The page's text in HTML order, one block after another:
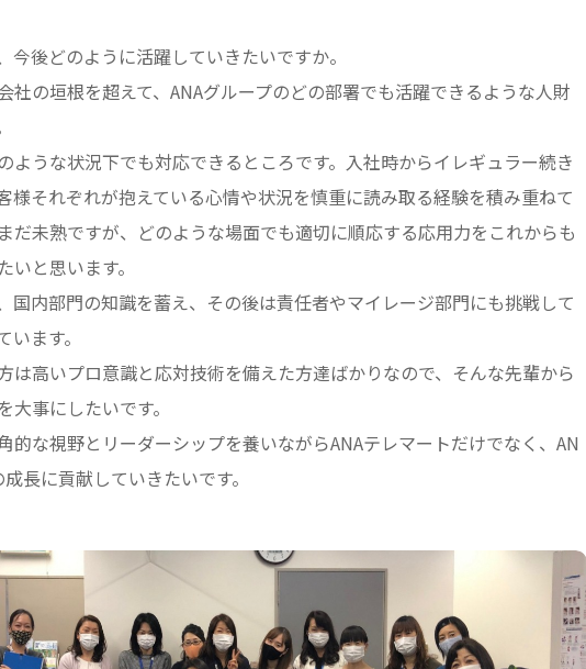
後どのように活躍していきたいですか。
社の垣根を超えて、ANAグループのどの部署でも活躍できるような人財
ような状況下でも対応できるところです。入社時からイレギュラー続き
様それぞれが抱えている心情や状況を慎重に読み取る経験を積み重ねて
だ未熟ですが、どのような場面でも適切に順応する応用力をこれからも
いと思います。
国内部門の知識を蓄え、その後は責任者やマイレージ部門にも挑戦して
ます。
は高いプロ意識と応対技術を備えた方達ばかりなので、そんな先輩から
大事にしたいです。
的な視野とリーダーシップを養いながらANAテレマートだけでなく、AN
長に貢献していきたいです。